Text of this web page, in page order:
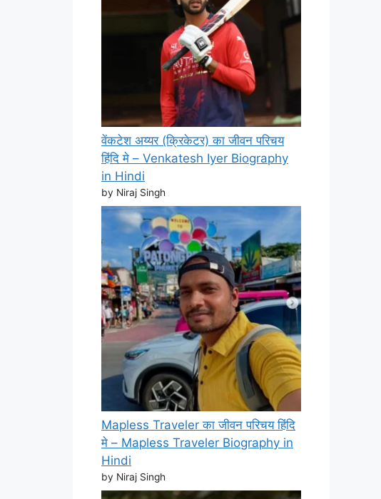
वेंकटेश अय्यर (क्रिकेटर) का जीवन परिचय
हिंदि मे – Venkatesh Iyer Biography
in Hindi
by Niraj Singh
Mapless Traveler का जीवन परिचय हिंदि
मे – Mapless Traveler Biography in
Hindi
by Niraj Singh